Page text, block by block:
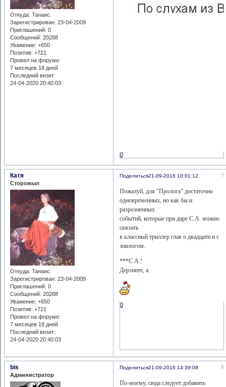
Откуда: Танаис.
Зарегистрирован: 23-04-2009
Приглашений: 0
Сообщений: 20288
Уважение: +650
Позитив: +721
Провел на форуме:
7 месяцев 18 дней
Последний визит:
24-04-2020 20:40:03
0
Поделиться 7
21-09-2016 10:01:12
Катя
Сторожыл
Откуда: Танаис.
Зарегистрирован: 23-04-2009
Приглашений: 0
Сообщений: 20288
Уважение: +650
Позитив: +721
Провел на форуме:
7 месяцев 18 дней
Последний визит:
24-04-2020 20:40:03
Пожалуй, для "Пролога" достаточно
одновременных, но как бы и
разрозненных
событий, которые при даре С.А. можно
связать
в классный триллер глав о двадцати и с
эпилогом.
***С.А.!
Дерзните, а.
0
Поделиться 8
21-09-2016 14:39:08
bis
Администратор
По-моему, сюда следует добавить